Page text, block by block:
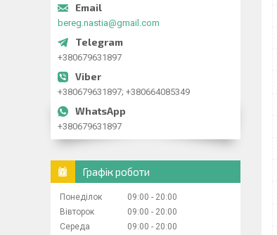
bereg.nastia@gmail.com
+380679631897
+380679631897; +380664085349
+380679631897
Графік роботи
Понеділок 09:00
20:00
Вівторок
09:00
20:00
Середа
09:00
20:00